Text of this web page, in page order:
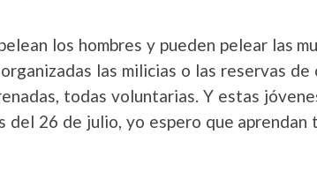
los hombres y pueden pelear las
las milicias o las reservas
todas voluntarias. Y estas
26 de julio, yo espero que aprendan